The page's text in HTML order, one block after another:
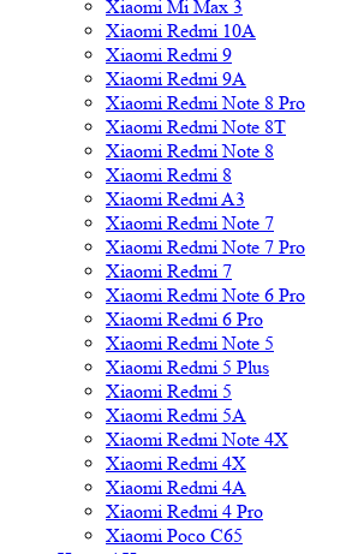
Xiaomi Mi Max 3
Xiaomi Redmi 10A
Xiaomi Redmi 9
Xiaomi Redmi 9A
Xiaomi Redmi Note 8 Pro
Xiaomi Redmi Note 8T
Xiaomi Redmi Note 8
Xiaomi Redmi 8
Xiaomi Redmi A3
Xiaomi Redmi Note 7
Xiaomi Redmi Note 7 Pro
Xiaomi Redmi 7
Xiaomi Redmi Note 6 Pro
Xiaomi Redmi 6 Pro
Xiaomi Redmi Note 5
Xiaomi Redmi 5 Plus
Xiaomi Redmi 5
Xiaomi Redmi 5A
Xiaomi Redmi Note 4X
Xiaomi Redmi 4X
Xiaomi Redmi 4A
Xiaomi Redmi 4 Pro
Xiaomi Poco C65